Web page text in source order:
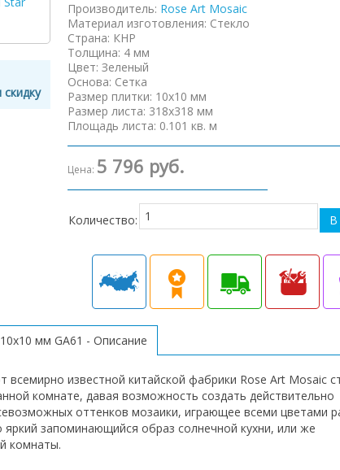
Производитель: Rose Art Mosaic
Материал изготовления: Стекло
Страна: КНР
Толщина: 4 мм
Цвет:Зеленый
Основа: Сетка
Размер плитки: 10х10 мм
Размер листа: 318х318 мм
Площадь листа: 0.101 кв. м
Цена: 5 796 руб.
Количество:
мм GA61 - Описание
всемирно известной китайской фабрики Rose Art Mosaic
комнате, давая возможность создать действительно
оттенков мозаики, играющее всеми цветами
запоминающийся образ солнечной кухни, или же
комнаты.